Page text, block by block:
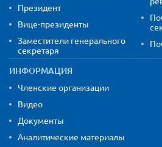
Президент
Вице-президенты
Заместители генерального
секретаря
ИНФОРМАЦИЯ
Членские организации
Видео
Документы
Аналитические материалы